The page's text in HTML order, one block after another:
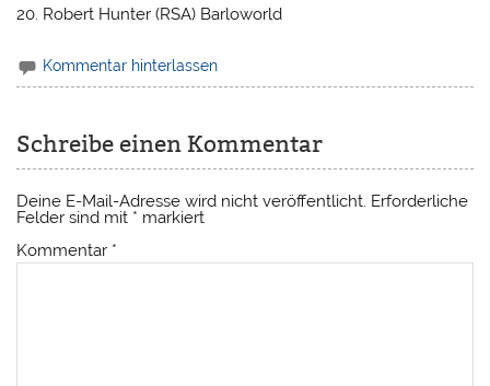
20. Robert Hunter (RSA) Barloworld
Kommentar hinterlassen
Schreibe einen Kommentar
Deine E-Mail-Adresse wird nicht veröffentlicht. Erforderliche
Felder sind mit * markiert
Kommentar *